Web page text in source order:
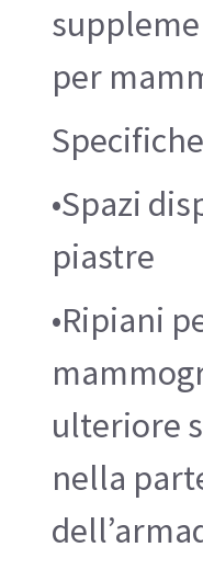
per
Specifiche
•Spazi
piastre
•Ripiani
ulteriore
nella